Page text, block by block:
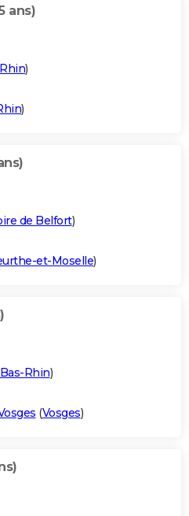
ans)
)
)
de Belfort)
et-Moselle)
Bas-Rhin)
(Vosges)